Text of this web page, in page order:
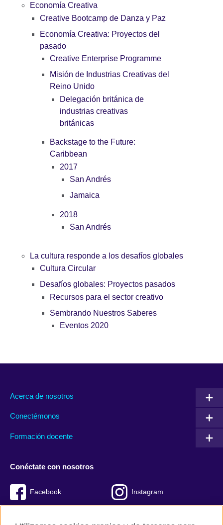
Economía Creativa
Creative Bootcamp de Danza y Paz
Economía Creativa: Proyectos del
pasado
Creative Enterprise Programme
Misión de Industrias Creativas del
Reino Unido
Delegación británica de
industrias creativas
británicas
Backstage to the Future:
Caribbean
2017
San Andrés
Jamaica
2018
San Andrés
La cultura responde a los desafíos globales
Cultura Circular
Desafíos globales: Proyectos pasados
Recursos para el sector creativo
Sembrando Nuestros Saberes
Eventos 2020
Acerca de nosotros
Conectémonos
Formación docente
Conéctate con nosotros
Facebook Instagram